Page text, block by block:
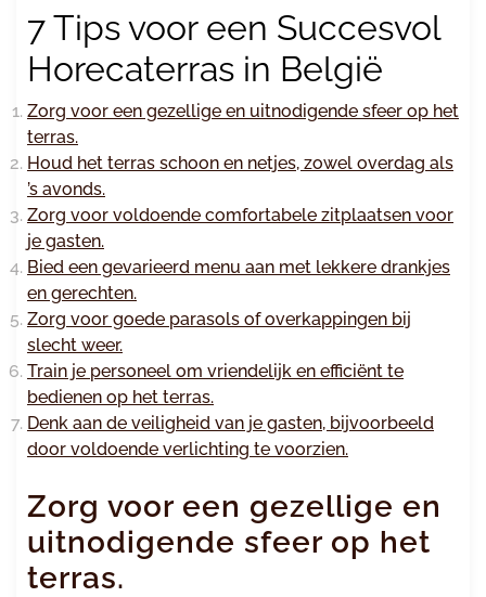
7 Tips voor een Succesvol
Horecaterras in België
Zorg voor een gezellige en uitnodigende sfeer op het
terras.
Houd het terras schoon en netjes, zowel overdag als
’s avonds.
Zorg voor voldoende comfortabele zitplaatsen voor
je gasten.
Bied een gevarieerd menu aan met lekkere drankjes
en gerechten.
Zorg voor goede parasols of overkappingen bij
slecht weer.
Train je personeel om vriendelijk en efficiënt te
bedienen op het terras.
Denk aan de veiligheid van je gasten, bijvoorbeeld
door voldoende verlichting te voorzien.
Zorg voor een gezellige en
uitnodigende sfeer op het
terras.